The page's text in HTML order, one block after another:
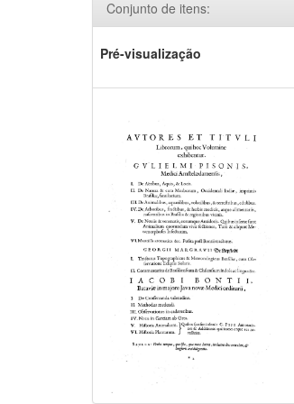
Conjunto de itens:
Pré-visualização